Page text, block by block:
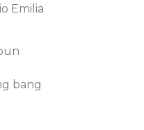
Emilia
bang